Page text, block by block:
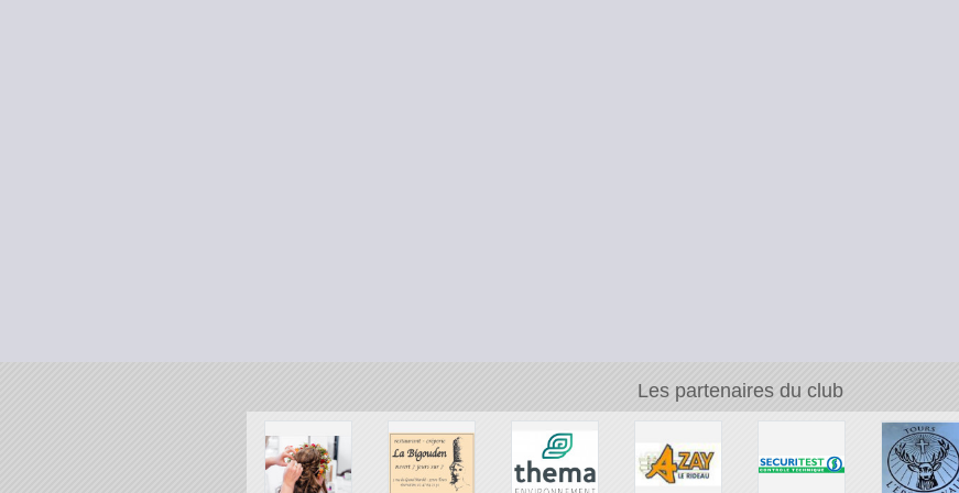
Les partenaires du club